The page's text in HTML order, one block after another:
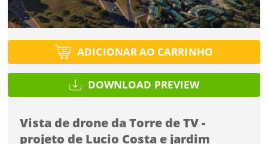
ADICIONAR AO CARRINHO
DOWNLOAD PREVIEW
Vista de drone da Torre de TV -
projeto de Lucio Costa e jardim
Selecione
Utilização
Título do projeto
Protegido por reCAPTCHA —Privacidade·Termos
Tipo de projeto
Selecione
Utilização